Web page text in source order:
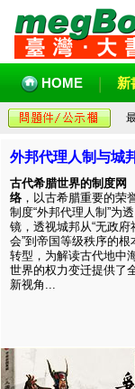
HOME 新
外邦代理人制与城
古代希腊世界的制度网
络 ，以古希腊重要的荣
制度“外邦代理人制”为透
镜，透视城邦从“无政府
会”到帝国等级秩序的根
转型，为解读古代地中
世界的权力变迁提供了
新视角...